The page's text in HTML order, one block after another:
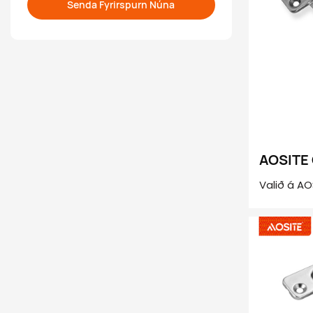
Senda Fyrirspurn Núna
Valið á
fullkomin
sterku
að búa